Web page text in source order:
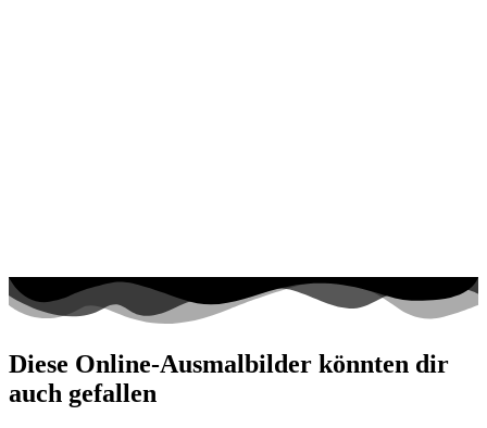
Diese Online-Ausmalbilder könnten dir
auch gefallen